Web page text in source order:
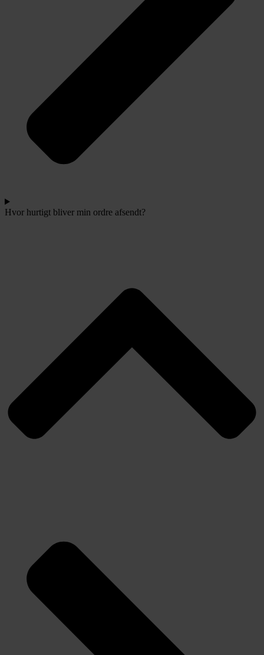
Hvor hurtigt bliver min ordre afsendt?